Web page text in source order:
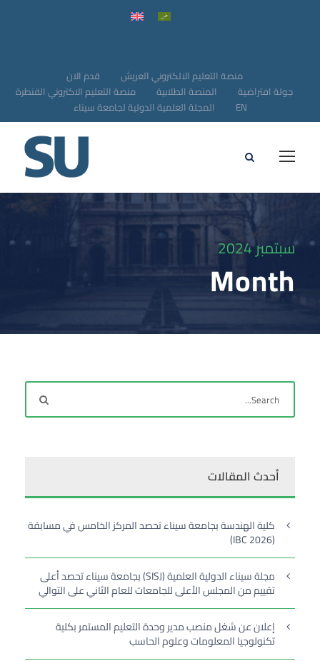
قدم الان
منصة التعليم الالكتروني العريش
منصة التعليم الاكتروني القنطرة
المنصة الطلابية
جولة افتراضية
المجلة العلمية الدولية لجامعة سيناء
EN
سبتمبر 2024
Month
أحدث المقالات
كلية الهندسة بجامعة سيناء تحصد المركز الخامس في مسابقة
(IBC 2026)
مجلة سيناء الدولية العلمية (SISJ) بجامعة سيناء تحصد أعلى
تقييم من المجلس الأعلى للجامعات للعام الثاني على التوالي
إعلان عن شغل منصب مدير وحدة التعليم المستمر بكلية
تكنولوجيا المعلومات وعلوم الحاسب